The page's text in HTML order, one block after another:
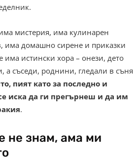
мистерия, има кулинарен
има домашно сирене и приказки
има истински хора – онези, дето
а съседи, роднини, гледали в съня
пият като за последно и
иска да ги прегърнеш и да им
.
не знам, ама ми